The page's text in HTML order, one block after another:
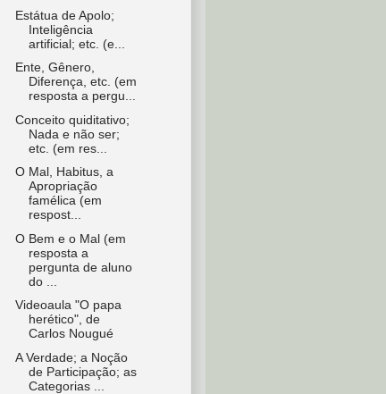
Estátua de Apolo;
Inteligência
artificial; etc. (e...
Ente, Gênero,
Diferença, etc. (em
resposta a pergu...
Conceito quiditativo;
Nada e não ser;
etc. (em res...
O Mal, Habitus, a
Apropriação
famélica (em
respost...
O Bem e o Mal (em
resposta a
pergunta de aluno
do ...
Videoaula "O papa
herético", de
Carlos Nougué
A Verdade; a Noção
de Participação; as
Categorias ...